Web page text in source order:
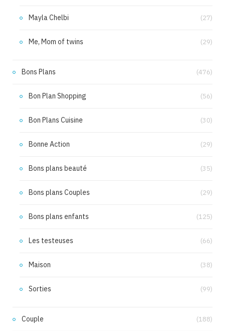
Mayla Chelbi (27)
Me, Mom of twins (29)
Bons Plans (476)
Bon Plan Shopping (56)
Bon Plans Cuisine (30)
Bonne Action (29)
Bons plans beauté (35)
Bons plans Couples (29)
Bons plans enfants (125)
Les testeuses (66)
Maison (38)
Sorties (99)
Couple (188)